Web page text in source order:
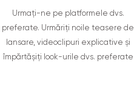
Urmați-ne pe platformele dvs.
preferate. Urmăriți noile teasere de
lansare, videoclipuri explicative și
împărtășiți look-urile dvs. preferate